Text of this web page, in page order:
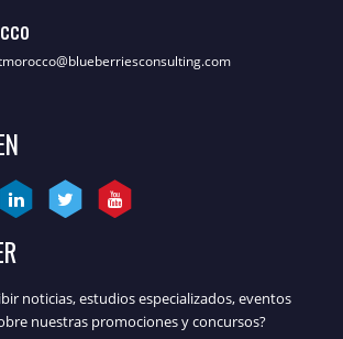
noticias, estudios especializados, eventos
nuestras promociones y concursos?